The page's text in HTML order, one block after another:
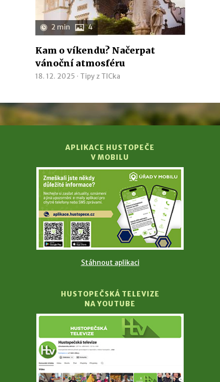
2 min 4
Kam o víkendu? Načerpat
vánoční atmosféru
18. 12. 2025 · Tipy z TICka
APLIKACE HUSTOPEČE
V MOBILU
Stáhnout aplikaci
HUSTOPEČSKÁ TELEVIZE
NA YOUTUBE